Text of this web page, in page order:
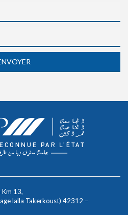
13,
lalla Takerkoust) 42312 –